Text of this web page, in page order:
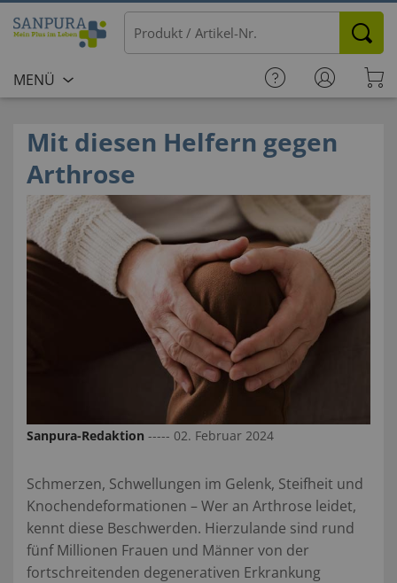
MENÜ
Mit diesen Helfern gegen
Arthrose
Sanpura-Redaktion ----- 02. Februar 2024
Schmerzen, Schwellungen im Gelenk, Steifheit und
Knochendeformationen – Wer an Arthrose leidet,
kennt diese Beschwerden. Hierzulande sind rund
fünf Millionen Frauen und Männer von der
fortschreitenden degenerativen Erkrankung